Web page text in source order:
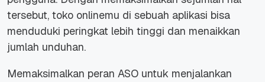
tersebut, toko onlinemu di sebuah aplikasi bisa
menduduki peringkat lebih tinggi dan menaikkan
jumlah unduhan.
Memaksimalkan peran ASO untuk menjalankan